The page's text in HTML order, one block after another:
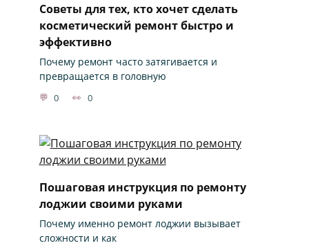
Советы для тех, кто хочет сделать
косметический ремонт быстро и
эффективно
Почему ремонт часто затягивается и
превращается в головную
0 0
Пошаговая инструкция по ремонту
лоджии своими руками
Почему именно ремонт лоджии вызывает
сложности и как